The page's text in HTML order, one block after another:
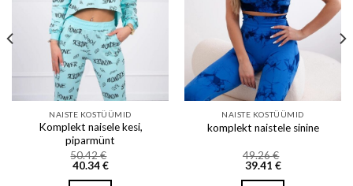
NAISTE KOSTÜÜMID
Komplekt naisele kesi,
piparmünt
50.42€
40.34€
NAISTE KOSTÜÜMID
komplekt naistele sinine
49.26€
39.41 €